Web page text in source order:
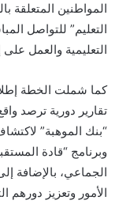
المواطنين المتعلقة
التعليم” للتواصل
التعليمية والعمل
كما شملت الخطة
تقارير دورية ترصد
“بنك الموهبة”
وبرنامج “قادة
الجماعي، بالإضافة
الأمور وتعزيز دورهم